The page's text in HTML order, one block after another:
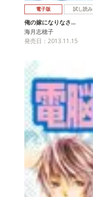
電子版 試し読み
俺の嫁になりなさ…
海月志穂子
発売日：2013.11.15